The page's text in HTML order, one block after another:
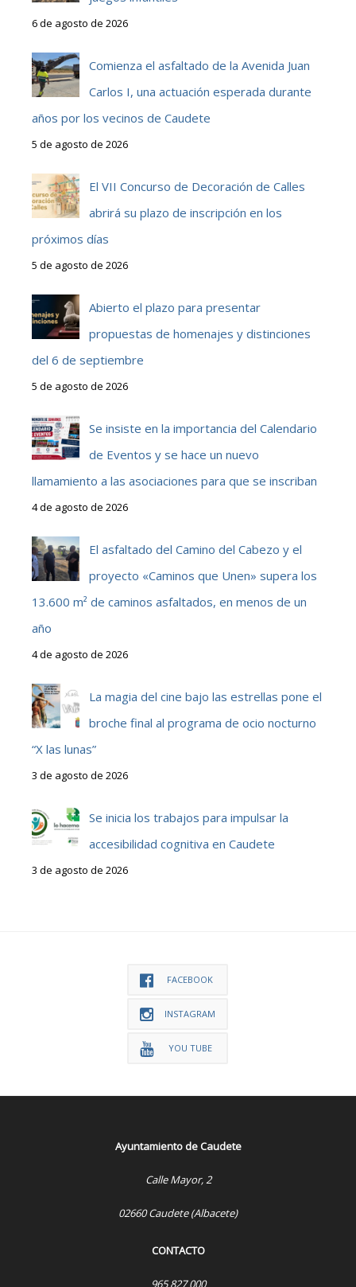
6 de agosto de 2026
Comienza el asfaltado de la Avenida Juan
Carlos I, una actuación esperada durante
años por los vecinos de Caudete
5 de agosto de 2026
El VII Concurso de Decoración de Calles
abrirá su plazo de inscripción en los
próximos días
5 de agosto de 2026
Abierto el plazo para presentar
propuestas de homenajes y distinciones
del 6 de septiembre
5 de agosto de 2026
Se insiste en la importancia del Calendario
de Eventos y se hace un nuevo
llamamiento a las asociaciones para que se inscriban
4 de agosto de 2026
El asfaltado del Camino del Cabezo y el
proyecto «Caminos que Unen» supera los
13.600 m² de caminos asfaltados, en menos de un
año
4 de agosto de 2026
La magia del cine bajo las estrellas pone el
broche final al programa de ocio nocturno
“X las lunas”
3 de agosto de 2026
Se inicia los trabajos para impulsar la
accesibilidad cognitiva en Caudete
3 de agosto de 2026
FACEBOOK
INSTAGRAM
YOU TUBE
Ayuntamiento de Caudete
Calle Mayor, 2
02660 Caudete (Albacete)
CONTACTO
965 827 000